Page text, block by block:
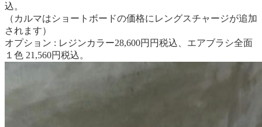
込。
（カルマはショートボードの価格にレングスチャージが追加
されます）
オプション : レジンカラー28,600円円税込、エアブラシ全面
１色 21,560円税込。